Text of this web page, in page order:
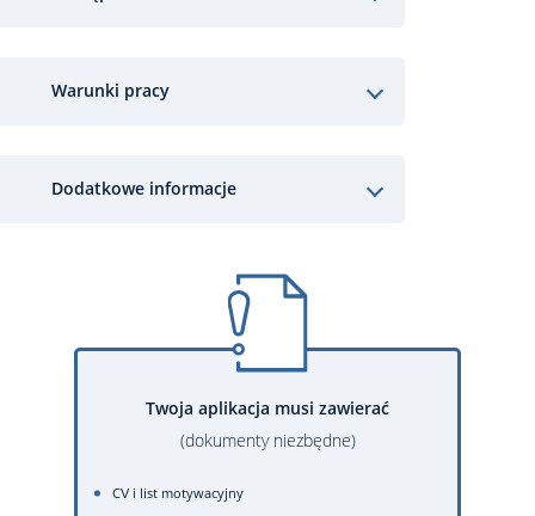
Warunki pracy
Dodatkowe informacje
Twoja aplikacja musi zawierać
(dokumenty niezbędne)
CV i list motywacyjny